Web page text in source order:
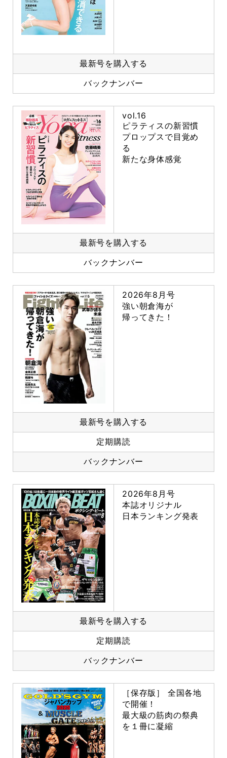
最新号を購入する
バックナンバー
vol.16
ピラティスの新習慣
プロップスで目覚め
る
新たな身体感覚
最新号を購入する
バックナンバー
2026年8月号
強い朝倉海が
帰ってきた！
最新号を購入する
定期購読
バックナンバー
2026年8月号
本誌オリジナル
日本ランキング発表
最新号を購入する
定期購読
バックナンバー
［保存版］ 全国各地
で開催！
最大級の筋肉の祭典
を１冊に凝縮